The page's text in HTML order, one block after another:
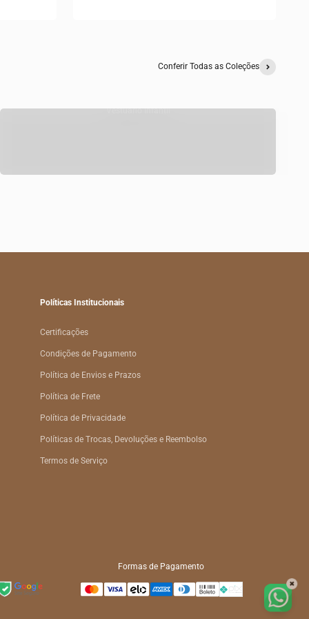
Conferir Todas as Coleções
Vestuário Infantil
Políticas Institucionais
Certificações
Condições de Pagamento
Política de Envios e Prazos
Política de Frete
Política de Privacidade
Políticas de Trocas, Devoluções e Reembolso
Termos de Serviço
Formas de Pagamento
✖